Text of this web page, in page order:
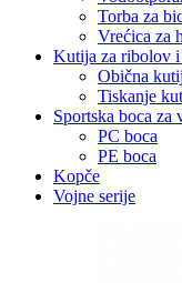
Torba za
Vrećica za
Kutija za ribolov i
Obična
Tiskanje
Sportska boca za
PC boca
PE boca
Kopče
Vojne serije